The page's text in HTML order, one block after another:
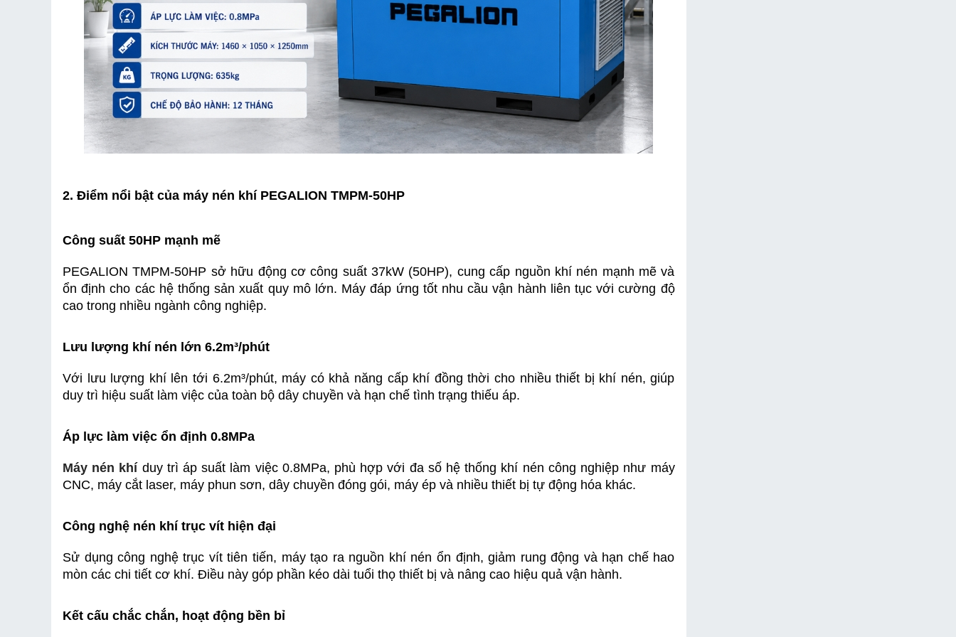
2. Điểm nổi bật của máy nén khí PEGALION TMPM-50HP
Công suất 50HP mạnh mẽ
PEGALION TMPM-50HP sở hữu động cơ công suất 37kW (50HP), cung cấp nguồn khí nén mạnh mẽ và
ổn định cho các hệ thống sản xuất quy mô lớn. Máy đáp ứng tốt nhu cầu vận hành liên tục với cường độ
cao trong nhiều ngành công nghiệp.
Lưu lượng khí nén lớn 6.2m³/phút
Với lưu lượng khí lên tới 6.2m³/phút, máy có khả năng cấp khí đồng thời cho nhiều thiết bị khí nén, giúp
duy trì hiệu suất làm việc của toàn bộ dây chuyền và hạn chế tình trạng thiếu áp.
Áp lực làm việc ổn định 0.8MPa
Máy nén khí duy trì áp suất làm việc 0.8MPa, phù hợp với đa số hệ thống khí nén công nghiệp như máy
CNC, máy cắt laser, máy phun sơn, dây chuyền đóng gói, máy ép và nhiều thiết bị tự động hóa khác.
Công nghệ nén khí trục vít hiện đại
Sử dụng công nghệ trục vít tiên tiến, máy tạo ra nguồn khí nén ổn định, giảm rung động và hạn chế hao
mòn các chi tiết cơ khí. Điều này góp phần kéo dài tuổi thọ thiết bị và nâng cao hiệu quả vận hành.
Kết cấu chắc chắn, hoạt động bền bỉ